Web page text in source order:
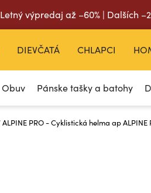
Letný výpredaj až –60% | Dalších
Obuv Pánske tašky a batohy
DIEVČATÁ CHLAPCI
ALPINE PRO - Cyklistická helma ap